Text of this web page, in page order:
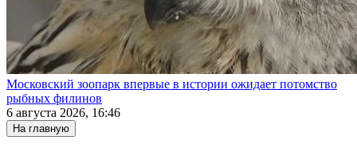
Московский зоопарк впервые в истории ожидает потомство
рыбных филинов
6 августа 2026, 16:46
На главную